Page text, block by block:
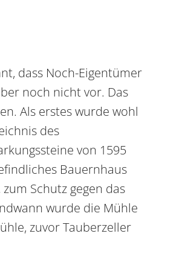
dass Noch-Eigentümer
noch nicht vor. Das
Als erstes wurde wohl
des
von 1595
Bauernhaus
Schutz gegen das
wurde die Mühle
zuvor Tauberzeller